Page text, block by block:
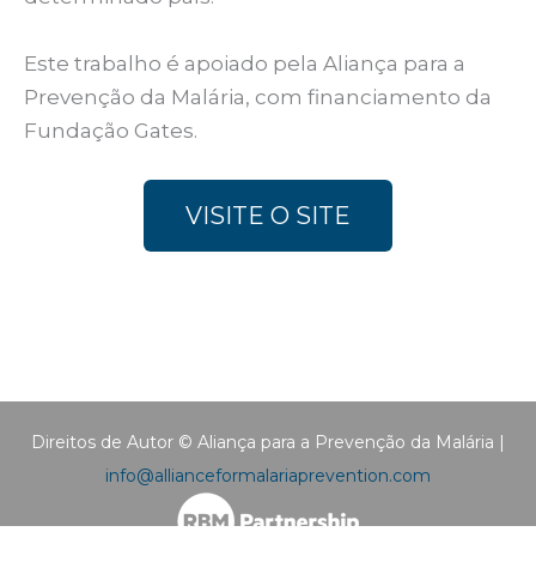
Este trabalho é apoiado pela Aliança para a
Prevenção da Malária, com financiamento da
Fundação Gates.
VISITE O SITE
Direitos de Autor © Aliança para a Prevenção da Malária |
info@allianceformalariaprevention.com